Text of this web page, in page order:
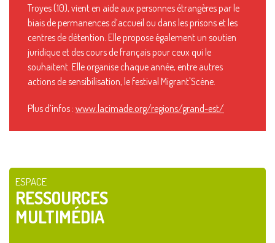
Troyes (10), vient en aide aux personnes étrangères par le
biais de permanences d’accueil ou dans les prisons et les
centres de détention. Elle propose également un soutien
juridique et des cours de français pour ceux qui le
souhaitent. Elle organise chaque année, entre autres
actions de sensibilisation, le festival Migrant'Scène.
Plus d’infos : www.lacimade.org/regions/grand-est/
ESPACE
RESSOURCES
MULTIMÉDIA